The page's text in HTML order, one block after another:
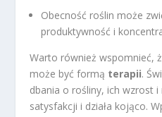
Obecność roślin może
produktywność i
Warto również wspomnieć,
może być formą terapii.
dbania o rośliny, ich wzrost
satysfakcji i działa kojąco.